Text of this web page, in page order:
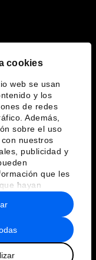
cookies
web se usan
y los
de redes
Además,
sobre el uso
nuestros
publicidad y
que les
hayan
que haya
de uso